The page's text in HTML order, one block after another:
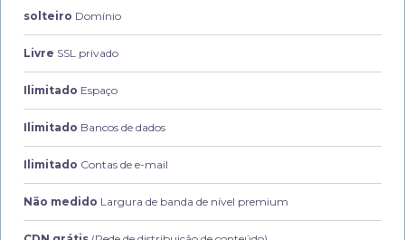
solteiro Domínio
Livre SSL privado
Ilimitado Espaço
Ilimitado Bancos de dados
Ilimitado Contas de e-mail
Não medido Largura de banda de nível premium